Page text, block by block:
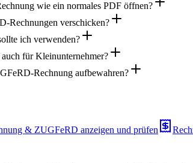
wie ein normales PDF öffnen?
Rechnungen verschicken?
ich verwenden?
für Kleinunternehmer?
Rechnung aufbewahren?
& ZUGFeRD anzeigen und prüfen